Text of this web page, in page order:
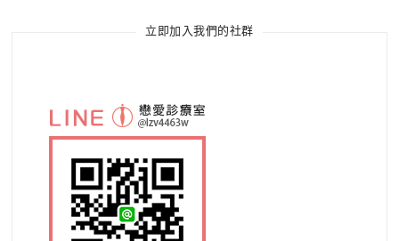
立即加入我們的社群